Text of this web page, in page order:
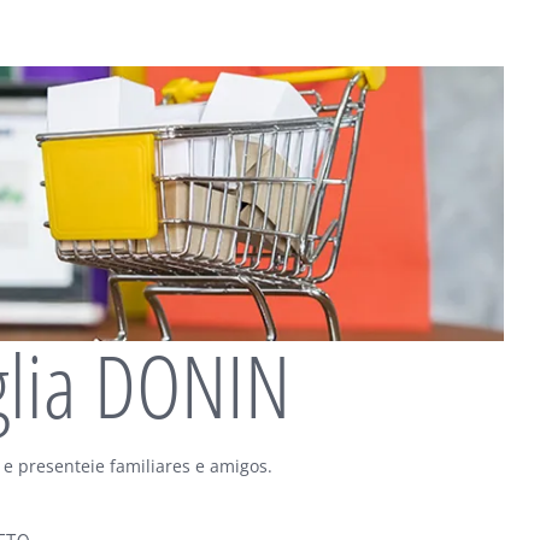
DONIN
presenteie familiares e amigos.